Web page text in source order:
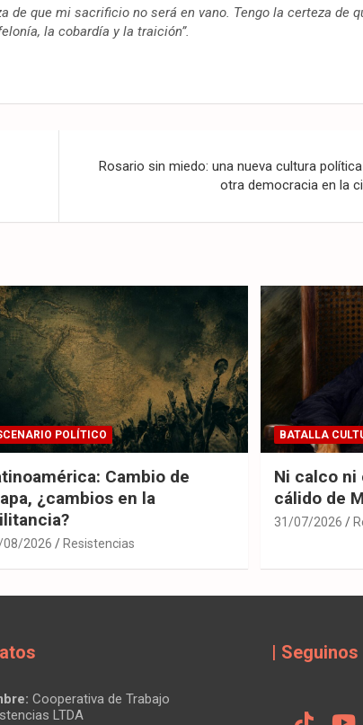
que mi sacrificio no será en vano. Tengo la certeza de
la cobardía y la traición”.
Rosario sin miedo: una nueva cultura
otra democracia en la
POLÍTICO
Cambio de
¿cambios en la
08/2026 Resistencias
BATALLA
Ni calco ni
cálido de
31/07/2026
Cooperativa de Trabajo
LTDA
| Seguinos